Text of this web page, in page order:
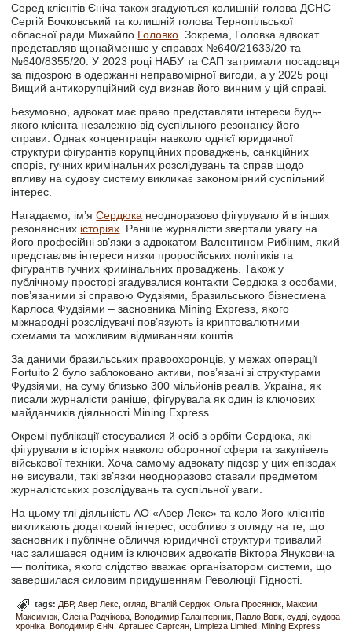
Серед клієнтів Єніча також згадуються колишній голова ДСНС
Сергій Бочковський та колишній голова Тернопільської
обласної ради Михайло Головко . Зокрема, Головка адвокат
представляв щонайменше у справах №640/21633/20 та
№640/8355/20. У 2023 році НАБУ та САП затримали посадовця
за підозрою в одержанні неправомірної вигоди, а у 2025 році
Вищий антикорупційний суд визнав його винним у цій справі.
Безумовно, адвокат має право представляти інтереси будь-
якого клієнта незалежно від суспільного резонансу його
справи. Однак концентрація навколо однієї юридичної
структури фігурантів корупційних проваджень, санкційних
спорів, гучних кримінальних розслідувань та справ щодо
впливу на судову систему викликає закономірний суспільний
інтерес.
Нагадаємо, імʼяСердюка неодноразово фігурувало й в інших
резонансних історіях . Раніше журналісти звертали увагу на
його професійні зв’язки з адвокатом Валентином Рибіним, який
представляв інтереси низки проросійських політиків та
фігурантів гучних кримінальних проваджень. Також у
публічному просторі згадувалися контакти Сердюка з особами,
пов’язаними зі справою Фудзіями, бразильського бізнесмена
Карлоса Фудзіями – засновника Mining Express, якого
міжнародні розслідувачі пов’язують із криптовалютними
схемами та можливим відмиванням коштів.
За даними бразильських правоохоронців, у межах операції
Fortuito 2 було заблоковано активи, пов’язані зі структурами
Фудзіями, на суму близько 300 мільйонів реалів. Україна, як
писали журналісти раніше, фігурувала як один із ключових
майданчиків діяльності Mining Express.
Окремі публікації стосувалися й осіб з орбіти Сердюка, які
фігурували в історіях навколо оборонної сфери та закупівель
військової техніки. Хоча самому адвокату підозр у цих епізодах
не висували, такі зв’язки неодноразово ставали предметом
журналістських розслідувань та суспільної уваги.
На цьому тлі діяльність АО «Авер Лекс» та коло його клієнтів
викликають додатковий інтерес, особливо з огляду на те, що
засновник і публічне обличчя юридичної структури тривалий
час залишався одним із ключових адвокатів Віктора Януковича
— політика, якого слідство вважає організатором системи, що
завершилася силовим придушенням Революції Гідності.
tags: ДБР Авер Лекс огляд Віталій Сердюк Ольга Просянюк Максим
Максимюк Олена Радчікова Володимир Галантерник Павло Вовк судді судова
хроніка Володимир Єніч Арташес Саргсян Limpieza Limited Mining Express